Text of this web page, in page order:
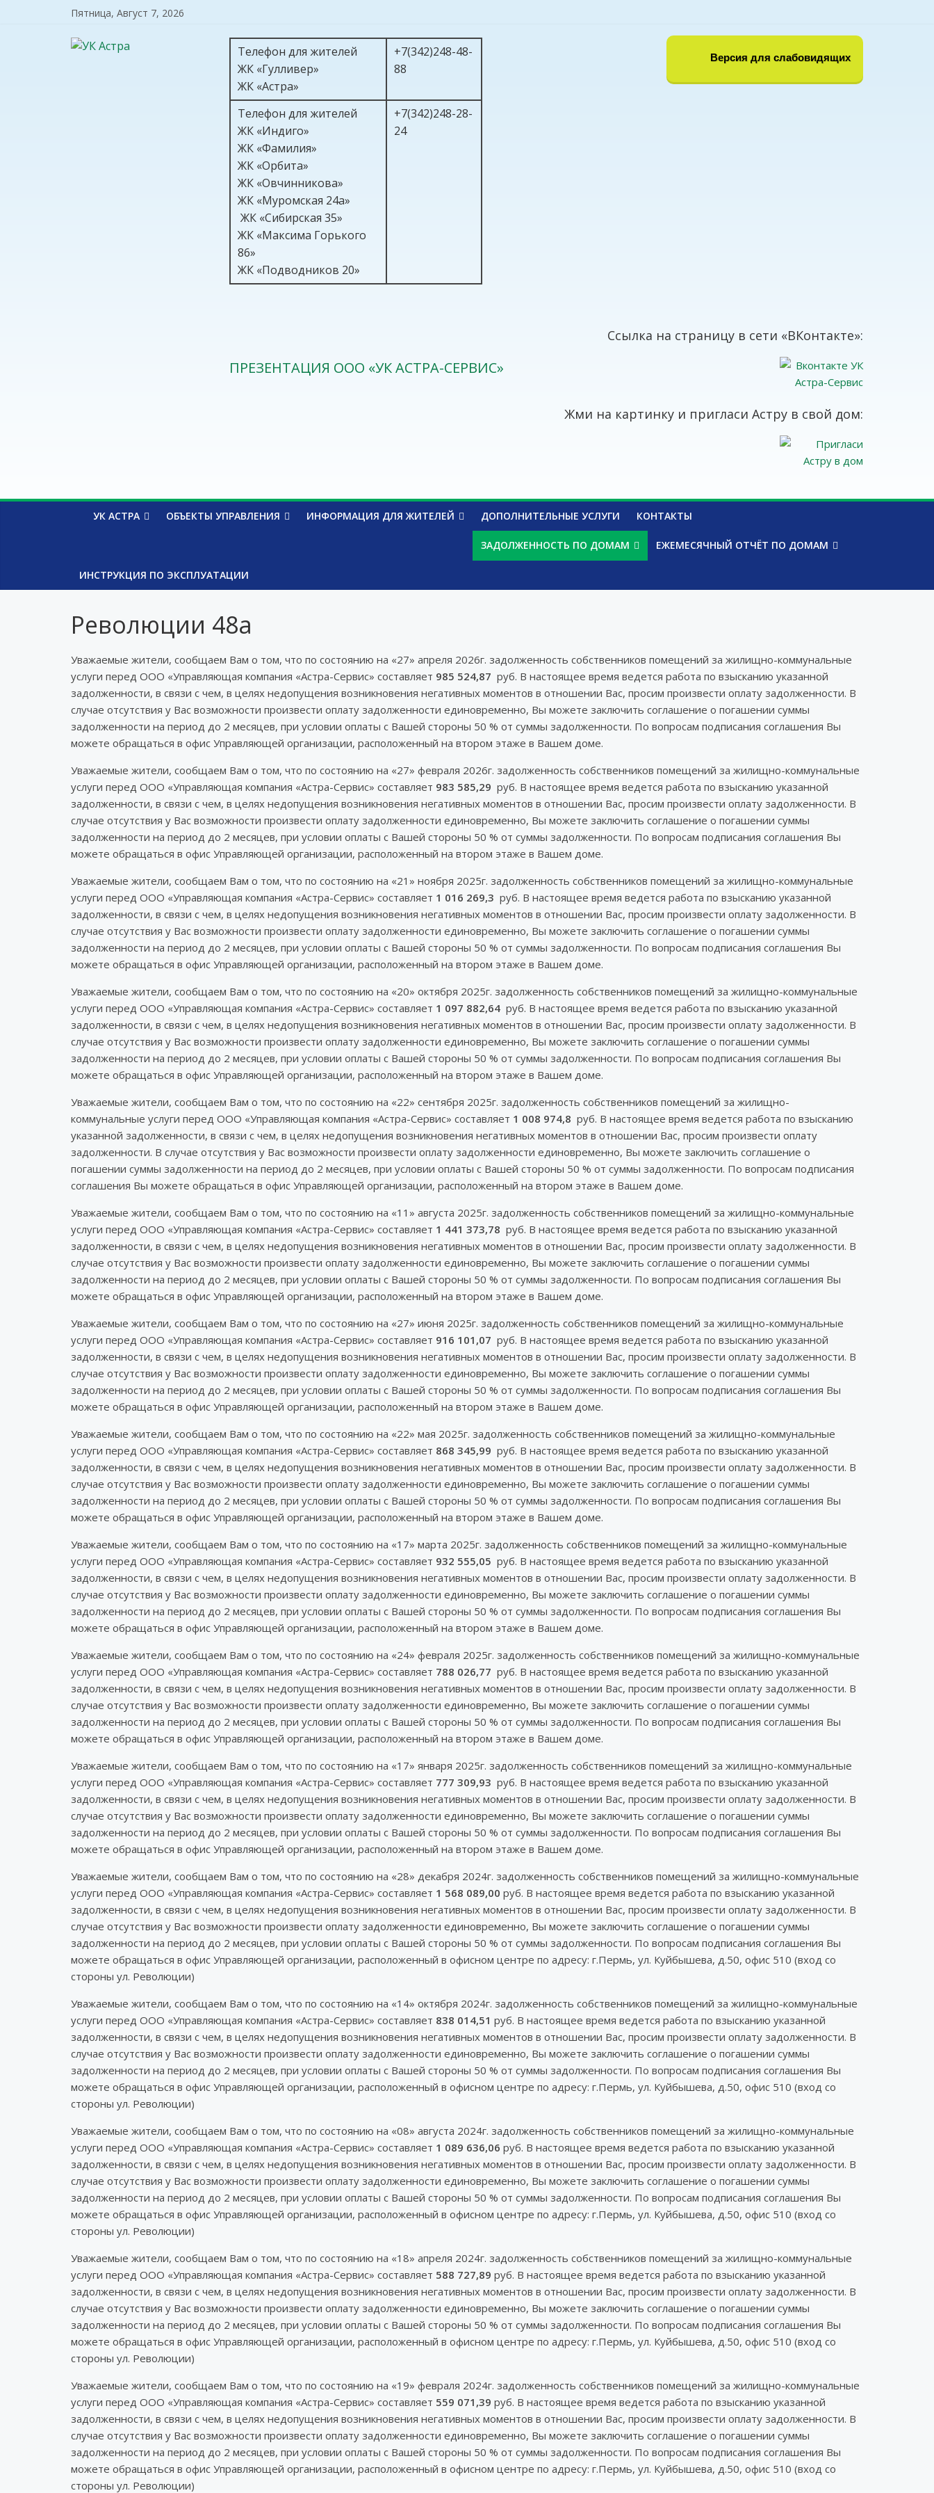
Пятница, Август 7, 2026
Телефон для жителей
ЖК «Гулливер»
ЖК «Астра»
+7(342)248-48-
88
Телефон для жителей
ЖК «Индиго»
ЖК «Фамилия»
ЖК «Орбита»
ЖК «Овчинникова»
ЖК «Муромская 24а»
ЖК «Сибирская 35»
ЖК «Максима Горького
86»
ЖК «Подводников 20»
+7(342)248-28-
24
Версия для слабовидящих
Ссылка на страницу в сети «ВКонтакте»:
ПРЕЗЕНТАЦИЯ ООО «УК АСТРА-СЕРВИС»
Жми на картинку и пригласи Астру в свой дом:
УК АСТРА ОБЪЕКТЫ УПРАВЛЕНИЯ ИНФОРМАЦИЯ ДЛЯ ЖИТЕЛЕЙ ДОПОЛНИТЕЛЬНЫЕ УСЛУГИ КОНТАКТЫ
ЗАДОЛЖЕННОСТЬ ПО ДОМАМ ЕЖЕМЕСЯЧНЫЙ ОТЧЁТ ПО ДОМАМ
ИНСТРУКЦИЯ ПО ЭКСПЛУАТАЦИИ
Революции 48а
Уважаемые жители, сообщаем Вам о том, что по состоянию на «27» апреля 2026г. задолженность собственников помещений за жилищно-коммунальные
услуги перед ООО «Управляющая компания «Астра-Сервис» составляет 985 524,87 руб. В настоящее время ведется работа по взысканию указанной
задолженности, в связи с чем, в целях недопущения возникновения негативных моментов в отношении Вас, просим произвести оплату задолженности. В
случае отсутствия у Вас возможности произвести оплату задолженности единовременно, Вы можете заключить соглашение о погашении суммы
задолженности на период до 2 месяцев, при условии оплаты с Вашей стороны 50 % от суммы задолженности. По вопросам подписания соглашения Вы
можете обращаться в офис Управляющей организации, расположенный на втором этаже в Вашем доме.
Уважаемые жители, сообщаем Вам о том, что по состоянию на «27» февраля 2026г. задолженность собственников помещений за жилищно-коммунальные
услуги перед ООО «Управляющая компания «Астра-Сервис» составляет 983 585,29 руб. В настоящее время ведется работа по взысканию указанной
задолженности, в связи с чем, в целях недопущения возникновения негативных моментов в отношении Вас, просим произвести оплату задолженности. В
случае отсутствия у Вас возможности произвести оплату задолженности единовременно, Вы можете заключить соглашение о погашении суммы
задолженности на период до 2 месяцев, при условии оплаты с Вашей стороны 50 % от суммы задолженности. По вопросам подписания соглашения Вы
можете обращаться в офис Управляющей организации, расположенный на втором этаже в Вашем доме.
Уважаемые жители, сообщаем Вам о том, что по состоянию на «21» ноября 2025г. задолженность собственников помещений за жилищно-коммунальные
услуги перед ООО «Управляющая компания «Астра-Сервис» составляет 1 016 269,3 руб. В настоящее время ведется работа по взысканию указанной
задолженности, в связи с чем, в целях недопущения возникновения негативных моментов в отношении Вас, просим произвести оплату задолженности. В
случае отсутствия у Вас возможности произвести оплату задолженности единовременно, Вы можете заключить соглашение о погашении суммы
задолженности на период до 2 месяцев, при условии оплаты с Вашей стороны 50 % от суммы задолженности. По вопросам подписания соглашения Вы
можете обращаться в офис Управляющей организации, расположенный на втором этаже в Вашем доме.
Уважаемые жители, сообщаем Вам о том, что по состоянию на «20» октября 2025г. задолженность собственников помещений за жилищно-коммунальные
услуги перед ООО «Управляющая компания «Астра-Сервис» составляет 1 097 882,64 руб. В настоящее время ведется работа по взысканию указанной
задолженности, в связи с чем, в целях недопущения возникновения негативных моментов в отношении Вас, просим произвести оплату задолженности. В
случае отсутствия у Вас возможности произвести оплату задолженности единовременно, Вы можете заключить соглашение о погашении суммы
задолженности на период до 2 месяцев, при условии оплаты с Вашей стороны 50 % от суммы задолженности. По вопросам подписания соглашения Вы
можете обращаться в офис Управляющей организации, расположенный на втором этаже в Вашем доме.
Уважаемые жители, сообщаем Вам о том, что по состоянию на «22» сентября 2025г. задолженность собственников помещений за жилищно-
коммунальные услуги перед ООО «Управляющая компания «Астра-Сервис» составляет 1 008 974,8 руб. В настоящее время ведется работа по взысканию
указанной задолженности, в связи с чем, в целях недопущения возникновения негативных моментов в отношении Вас, просим произвести оплату
задолженности. В случае отсутствия у Вас возможности произвести оплату задолженности единовременно, Вы можете заключить соглашение о
погашении суммы задолженности на период до 2 месяцев, при условии оплаты с Вашей стороны 50 % от суммы задолженности. По вопросам подписания
соглашения Вы можете обращаться в офис Управляющей организации, расположенный на втором этаже в Вашем доме.
Уважаемые жители, сообщаем Вам о том, что по состоянию на «11» августа 2025г. задолженность собственников помещений за жилищно-коммунальные
услуги перед ООО «Управляющая компания «Астра-Сервис» составляет 1 441 373,78 руб. В настоящее время ведется работа по взысканию указанной
задолженности, в связи с чем, в целях недопущения возникновения негативных моментов в отношении Вас, просим произвести оплату задолженности. В
случае отсутствия у Вас возможности произвести оплату задолженности единовременно, Вы можете заключить соглашение о погашении суммы
задолженности на период до 2 месяцев, при условии оплаты с Вашей стороны 50 % от суммы задолженности. По вопросам подписания соглашения Вы
можете обращаться в офис Управляющей организации, расположенный на втором этаже в Вашем доме.
Уважаемые жители, сообщаем Вам о том, что по состоянию на «27» июня 2025г. задолженность собственников помещений за жилищно-коммунальные
услуги перед ООО «Управляющая компания «Астра-Сервис» составляет 916 101,07 руб. В настоящее время ведется работа по взысканию указанной
задолженности, в связи с чем, в целях недопущения возникновения негативных моментов в отношении Вас, просим произвести оплату задолженности. В
случае отсутствия у Вас возможности произвести оплату задолженности единовременно, Вы можете заключить соглашение о погашении суммы
задолженности на период до 2 месяцев, при условии оплаты с Вашей стороны 50 % от суммы задолженности. По вопросам подписания соглашения Вы
можете обращаться в офис Управляющей организации, расположенный на втором этаже в Вашем доме.
Уважаемые жители, сообщаем Вам о том, что по состоянию на «22» мая 2025г. задолженность собственников помещений за жилищно-коммунальные
услуги перед ООО «Управляющая компания «Астра-Сервис» составляет 868 345,99 руб. В настоящее время ведется работа по взысканию указанной
задолженности, в связи с чем, в целях недопущения возникновения негативных моментов в отношении Вас, просим произвести оплату задолженности. В
случае отсутствия у Вас возможности произвести оплату задолженности единовременно, Вы можете заключить соглашение о погашении суммы
задолженности на период до 2 месяцев, при условии оплаты с Вашей стороны 50 % от суммы задолженности. По вопросам подписания соглашения Вы
можете обращаться в офис Управляющей организации, расположенный на втором этаже в Вашем доме.
Уважаемые жители, сообщаем Вам о том, что по состоянию на «17» марта 2025г. задолженность собственников помещений за жилищно-коммунальные
услуги перед ООО «Управляющая компания «Астра-Сервис» составляет 932 555,05 руб. В настоящее время ведется работа по взысканию указанной
задолженности, в связи с чем, в целях недопущения возникновения негативных моментов в отношении Вас, просим произвести оплату задолженности. В
случае отсутствия у Вас возможности произвести оплату задолженности единовременно, Вы можете заключить соглашение о погашении суммы
задолженности на период до 2 месяцев, при условии оплаты с Вашей стороны 50 % от суммы задолженности. По вопросам подписания соглашения Вы
можете обращаться в офис Управляющей организации, расположенный на втором этаже в Вашем доме.
Уважаемые жители, сообщаем Вам о том, что по состоянию на «24» февраля 2025г. задолженность собственников помещений за жилищно-коммунальные
услуги перед ООО «Управляющая компания «Астра-Сервис» составляет 788 026,77 руб. В настоящее время ведется работа по взысканию указанной
задолженности, в связи с чем, в целях недопущения возникновения негативных моментов в отношении Вас, просим произвести оплату задолженности. В
случае отсутствия у Вас возможности произвести оплату задолженности единовременно, Вы можете заключить соглашение о погашении суммы
задолженности на период до 2 месяцев, при условии оплаты с Вашей стороны 50 % от суммы задолженности. По вопросам подписания соглашения Вы
можете обращаться в офис Управляющей организации, расположенный на втором этаже в Вашем доме.
Уважаемые жители, сообщаем Вам о том, что по состоянию на «17» января 2025г. задолженность собственников помещений за жилищно-коммунальные
услуги перед ООО «Управляющая компания «Астра-Сервис» составляет 777 309,93 руб. В настоящее время ведется работа по взысканию указанной
задолженности, в связи с чем, в целях недопущения возникновения негативных моментов в отношении Вас, просим произвести оплату задолженности. В
случае отсутствия у Вас возможности произвести оплату задолженности единовременно, Вы можете заключить соглашение о погашении суммы
задолженности на период до 2 месяцев, при условии оплаты с Вашей стороны 50 % от суммы задолженности. По вопросам подписания соглашения Вы
можете обращаться в офис Управляющей организации, расположенный на втором этаже в Вашем доме.
Уважаемые жители, сообщаем Вам о том, что по состоянию на «28» декабря 2024г. задолженность собственников помещений за жилищно-коммунальные
услуги перед ООО «Управляющая компания «Астра-Сервис» составляет 1 568 089,00 руб. В настоящее время ведется работа по взысканию указанной
задолженности, в связи с чем, в целях недопущения возникновения негативных моментов в отношении Вас, просим произвести оплату задолженности. В
случае отсутствия у Вас возможности произвести оплату задолженности единовременно, Вы можете заключить соглашение о погашении суммы
задолженности на период до 2 месяцев, при условии оплаты с Вашей стороны 50 % от суммы задолженности. По вопросам подписания соглашения Вы
можете обращаться в офис Управляющей организации, расположенный в офисном центре по адресу: г.Пермь, ул. Куйбышева, д.50, офис 510 (вход со
стороны ул. Революции)
Уважаемые жители, сообщаем Вам о том, что по состоянию на «14» октября 2024г. задолженность собственников помещений за жилищно-коммунальные
услуги перед ООО «Управляющая компания «Астра-Сервис» составляет 838 014,51 руб. В настоящее время ведется работа по взысканию указанной
задолженности, в связи с чем, в целях недопущения возникновения негативных моментов в отношении Вас, просим произвести оплату задолженности. В
случае отсутствия у Вас возможности произвести оплату задолженности единовременно, Вы можете заключить соглашение о погашении суммы
задолженности на период до 2 месяцев, при условии оплаты с Вашей стороны 50 % от суммы задолженности. По вопросам подписания соглашения Вы
можете обращаться в офис Управляющей организации, расположенный в офисном центре по адресу: г.Пермь, ул. Куйбышева, д.50, офис 510 (вход со
стороны ул. Революции)
Уважаемые жители, сообщаем Вам о том, что по состоянию на «08» августа 2024г. задолженность собственников помещений за жилищно-коммунальные
услуги перед ООО «Управляющая компания «Астра-Сервис» составляет 1 089 636,06 руб. В настоящее время ведется работа по взысканию указанной
задолженности, в связи с чем, в целях недопущения возникновения негативных моментов в отношении Вас, просим произвести оплату задолженности. В
случае отсутствия у Вас возможности произвести оплату задолженности единовременно, Вы можете заключить соглашение о погашении суммы
задолженности на период до 2 месяцев, при условии оплаты с Вашей стороны 50 % от суммы задолженности. По вопросам подписания соглашения Вы
можете обращаться в офис Управляющей организации, расположенный в офисном центре по адресу: г.Пермь, ул. Куйбышева, д.50, офис 510 (вход со
стороны ул. Революции)
Уважаемые жители, сообщаем Вам о том, что по состоянию на «18» апреля 2024г. задолженность собственников помещений за жилищно-коммунальные
услуги перед ООО «Управляющая компания «Астра-Сервис» составляет 588 727,89 руб. В настоящее время ведется работа по взысканию указанной
задолженности, в связи с чем, в целях недопущения возникновения негативных моментов в отношении Вас, просим произвести оплату задолженности. В
случае отсутствия у Вас возможности произвести оплату задолженности единовременно, Вы можете заключить соглашение о погашении суммы
задолженности на период до 2 месяцев, при условии оплаты с Вашей стороны 50 % от суммы задолженности. По вопросам подписания соглашения Вы
можете обращаться в офис Управляющей организации, расположенный в офисном центре по адресу: г.Пермь, ул. Куйбышева, д.50, офис 510 (вход со
стороны ул. Революции)
Уважаемые жители, сообщаем Вам о том, что по состоянию на «19» февраля 2024г. задолженность собственников помещений за жилищно-коммунальные
услуги перед ООО «Управляющая компания «Астра-Сервис» составляет 559 071,39 руб. В настоящее время ведется работа по взысканию указанной
задолженности, в связи с чем, в целях недопущения возникновения негативных моментов в отношении Вас, просим произвести оплату задолженности. В
случае отсутствия у Вас возможности произвести оплату задолженности единовременно, Вы можете заключить соглашение о погашении суммы
задолженности на период до 2 месяцев, при условии оплаты с Вашей стороны 50 % от суммы задолженности. По вопросам подписания соглашения Вы
можете обращаться в офис Управляющей организации, расположенный в офисном центре по адресу: г.Пермь, ул. Куйбышева, д.50, офис 510 (вход со
стороны ул. Революции)